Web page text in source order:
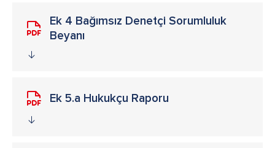
Ek 4 Bağımsız Denetçi Sorumluluk
Beyanı
Ek 5.a Hukukçu Raporu